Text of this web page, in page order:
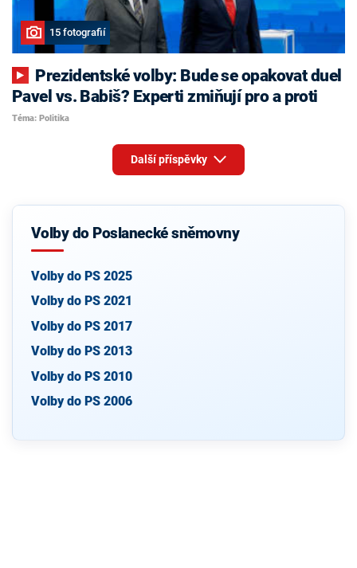
15 fotografií
Pavel vs. Babiš? Experti zmiňují pro a proti
Téma: Politika
Další příspěvky
Volby do Poslanecké sněmovny
Volby do PS 2025
Volby do PS 2021
Volby do PS 2017
Volby do PS 2013
Volby do PS 2010
Volby do PS 2006